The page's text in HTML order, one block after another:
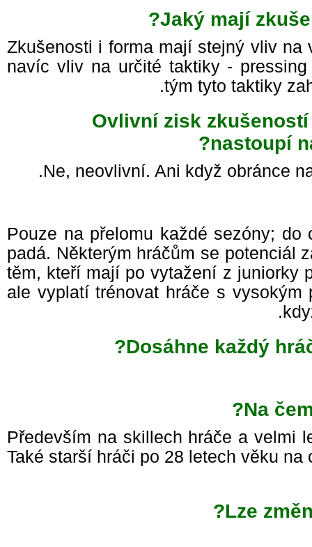
Jaký mají
Zkušenosti i forma mají stejný vliv
navíc vliv na určité taktiky -
tým tyto taktiky
Ovlivní zisk
nastoupí
Ne, neovlivní. Ani když obránce
Pouze na přelomu každé sezóny;
padá. Některým hráčům se
těm, kteří mají po vytažení z
ale vyplatí trénovat hráče s
Dosáhne každý
Na
Především na skillech hráče a
Také starší hráči po 28 letech věku
Lze